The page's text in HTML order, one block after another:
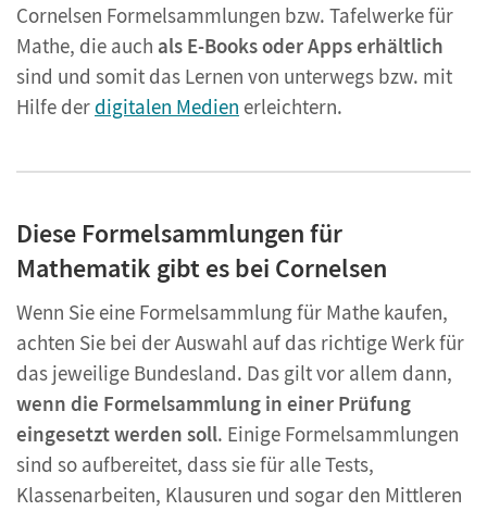
Cornelsen Formelsammlungen bzw. Tafelwerke für
Mathe, die auch als E-Books oder Apps erhältlich
sind und somit das Lernen von unterwegs bzw. mit
Hilfe der digitalen Medien erleichtern.
Diese Formelsammlungen für
Mathematik gibt es bei Cornelsen
Wenn Sie eine Formelsammlung für Mathe kaufen,
achten Sie bei der Auswahl auf das richtige Werk für
das jeweilige Bundesland. Das gilt vor allem dann,
wenn die Formelsammlung in einer Prüfung
eingesetzt werden soll. Einige Formelsammlungen
sind so aufbereitet, dass sie für alle Tests,
Klassenarbeiten, Klausuren und sogar den Mittleren